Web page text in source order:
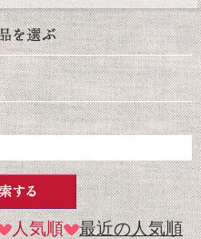
人気順 最近の人気順